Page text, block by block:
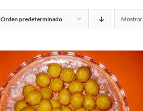
Orden predeterminado Mostrar